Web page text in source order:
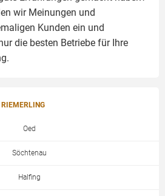
wir Meinungen und
Kunden ein und
die besten Betriebe für Ihre
RIEMERLING
Oed
Söchtenau
Halfing